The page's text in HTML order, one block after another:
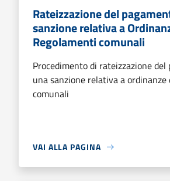
Rateizzazione del
sanzione relativa a
Regolamenti comunali
Procedimento di rateizzazione del
una sanzione relativa a
comunali
VAI ALLA PAGINA